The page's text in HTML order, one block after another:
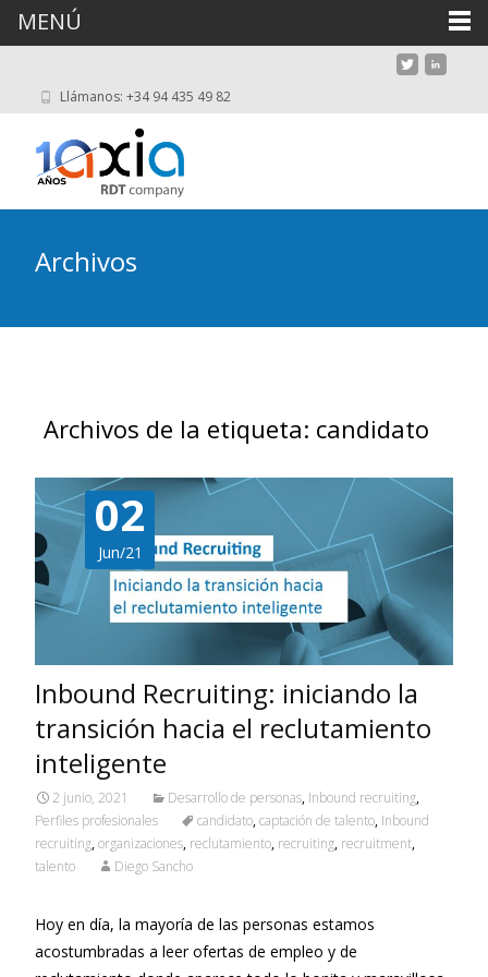
Llámanos: +34 94 435 49 82
Archivos
Archivos de la etiqueta: candidato
02
Jun/21
Inbound Recruiting: iniciando la
transición hacia el reclutamiento
inteligente
2 junio, 2021 Desarrollo de personas, Inbound recruiting,
Perfiles profesionales
candidato,captación de talento, Inbound
recruiting,organizaciones, reclutamiento, recruiting, recruitment,
talento
Diego Sancho
Hoy en día, la mayoría de las personas estamos
acostumbradas a leer ofertas de empleo y de
MENÚ